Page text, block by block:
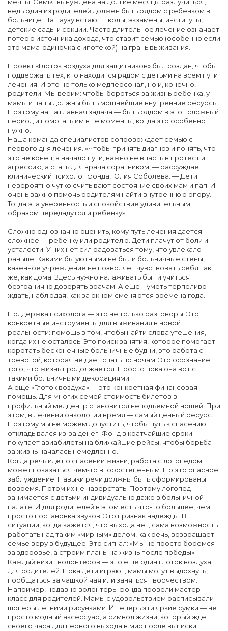
мечты. Семья вынуждена на долгие месяцы разлучиться,
ведь один из родителей должен быть рядом с ребенком в
больнице. На паузу встают школы, экзамены, институты,
детские сады и секции. Часто длительное лечение означает
потерю источника дохода, что ставит семью (особенно если
это мама-одиночка с ипотекой) на грань выживания.
Проект «Глоток воздуха для защитников» был создан, чтобы
поддержать тех, кто находится рядом с детьми на всем пути
лечения. И это не только медперсонал, но и, конечно,
родители. Мы верим: чтобы бороться за жизнь ребенка, у
мамы и папы должны быть мощнейшие внутренние ресурсы.
Поэтому наша главная задача — быть рядом в этот сложный
период и помогать им в те моменты, когда это особенно
нужно.
Наша команда специалистов сопровождает семью с
первого дня лечения. «Чтобы принять диагноз и понять, что
это не конец, а начало пути, важно не впасть в протест и
агрессию, а стать для врача соратником, — рассуждает
клинический психолог фонда, Юлия Соболева. — Дети
невероятно чутко считывают состояние своих мам и пап. И
очень важно помочь родителям найти внутреннюю опору.
Тогда эта уверенность и спокойствие удивительным
образом передадутся и ребенку».
Сложно однозначно оценить, кому путь лечения дается
сложнее — ребенку или родителю. Дети плачут от боли и
усталости. У них нет сил радоваться тому, что увлекало
раньше. Какими бы уютными не были больничные стены,
казенное учреждение не позволяет чувствовать себя так
же, как дома. Здесь нужно налаживать быт и учиться
безгранично доверять врачам. А еще – уметь терпеливо
ждать, наблюдая, как за окном сменяются времена года.
Поддержка психолога — это не только разговоры. Это
конкретные инструменты для выживания в новой
реальности: помощь в том, чтобы найти слова утешения,
когда их не осталось. Это поиск занятия, которое помогает
коротать бесконечные больничные будни, это работа с
тревогой, которая не дает спать по ночам. Это осознание
того, что жизнь продолжается. Просто пока она вот с
такими больничными декорациями.
А еще «Глоток воздуха» — это конкретная финансовая
помощь. Для многих семей стоимость билетов в
профильный медцентр становится неподъемной ношей. При
этом, в лечении онкологии время — самый ценный ресурс.
Поэтому мы не можем допустить, чтобы путь к спасению
откладывался из-за денег. Фонд в кратчайшие сроки
покупает авиабилеты на ближайшие рейсы, чтобы борьба
за жизнь началась немедленно.
Когда речь идет о спасении жизни, работа с логопедом
может показаться чем-то второстепенным. Но это опасное
заблуждение. Навыки речи должны быть сформированы
вовремя. Потом их не наверстать. Поэтому логопед
занимается с детьми индивидуально даже в больничной
палате. И для родителей в этом есть что-то большее, чем
просто постановка звуков. Это признак надежды. В
ситуации, когда кажется, что выхода нет, сама возможность
работать над таким «мирным» делом, как речь, возвращает
семье веру в будущее. Это сигнал: «Мы не просто боремся
за здоровье, а строим планы на жизнь после победы».
Каждый визит волонтеров — это еще один глоток воздуха
для родителей. Пока дети играют, мамы могут выдохнуть,
пообщаться за чашкой чая или заняться творчеством.
Например, недавно волонтеры фонда провели мастер-
класс для родителей. Мамы с удовольствием расписывали
шоперы летними рисунками. И теперь эти яркие сумки — не
просто модный аксессуар, а символ жизни, который ждет
своего часа для первого выхода в мир после выписки.